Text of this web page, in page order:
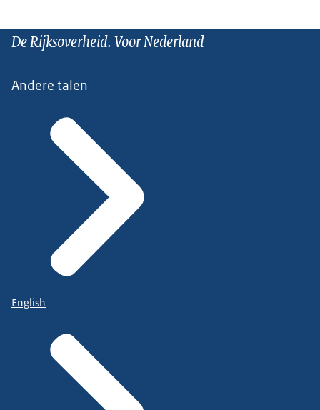
De Rijksoverheid. Voor Nederland
Andere talen
English